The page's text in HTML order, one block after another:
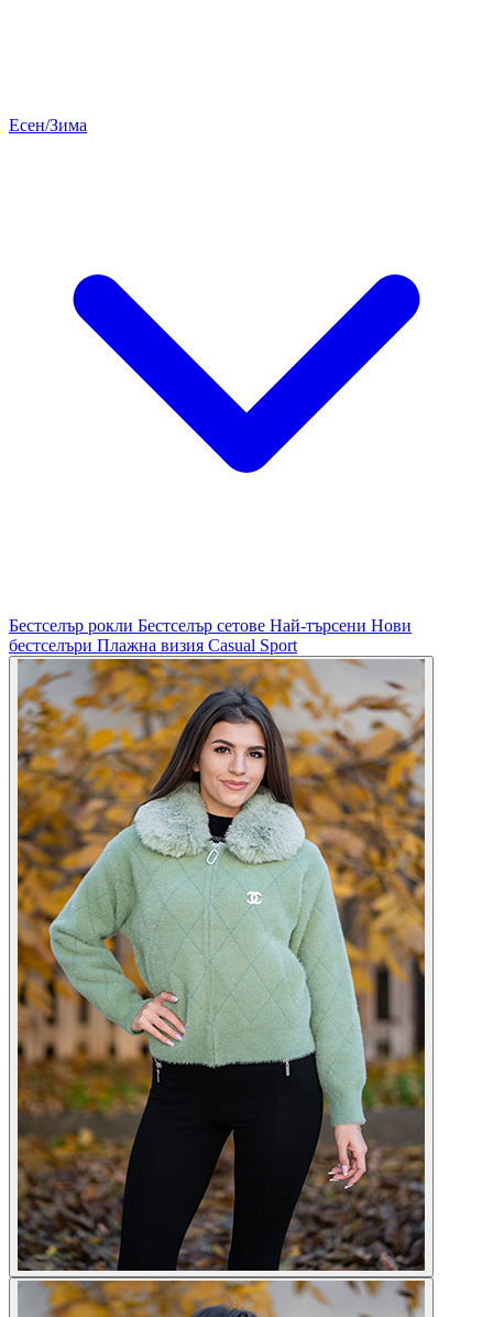
Есен/Зима
Бестселър рокли Бестселър сетове Най-търсени Нови
бестселъри Плажна визия Casual Sport